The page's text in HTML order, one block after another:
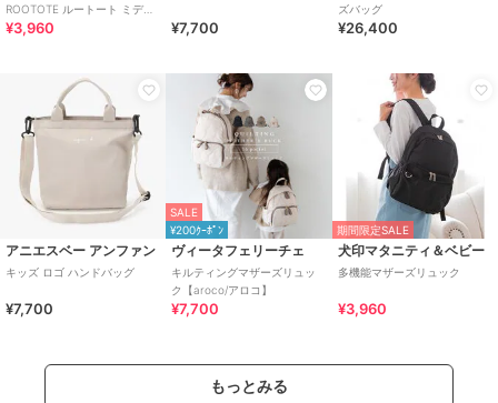
ROOTOTE ルートート ミディ
アムトート
¥3,960 ¥7,700
ズバッグ
¥26,400
アニエスベー アンファン
キッズ ロゴ ハンドバッグ
¥7,700
SALE
¥200ｸｰﾎﾟﾝ
ヴィータフェリーチェ
キルティングマザーズリュッ
ク【aroco/アロコ】
¥7,700
期間限定SALE
犬印マタニティ＆ベビー
多機能マザーズリュック
¥3,960
もっとみる